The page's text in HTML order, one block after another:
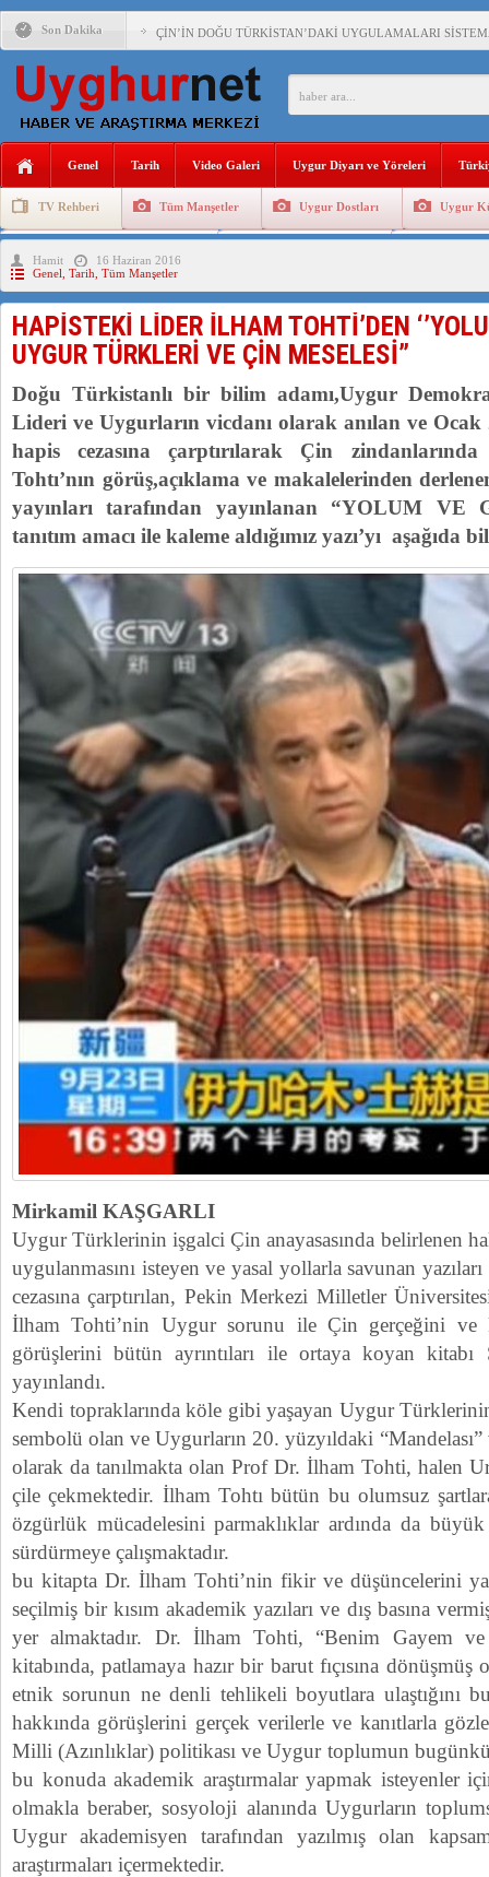
Son Dakika ÇİN’İN DOĞU TÜRKİSTAN’DAKİ UYGULAMALARI
DİYANET AKADEMİSİ BAŞKANI DOÇ.DR.KAAN : DOĞU
ÇİN’İN UYGUR POLİTİKALARINI ÖVEN DİYANET
MHP’DEN URUMÇİ KATLİAMI MESAJİ : 05.07.2009
İŞGALCİ ÇİN’DEN “FETİHLER SULTANI
SAADET PARTİSİ İLÇE BAŞKANI : TEMMUZ AYI,DOĞU
İŞGALCİ ÇİN,DOĞU TÜRKİSTAN’DA EN AZ 143 BİN
Genel Tarih Video Galeri Uygur Diyarı ve Yöreleri
TV Rehberi Tüm Manşetler Uygur Dostları Uygur
Uygurlarda Düğün ve Cenaze
Hamit
16 Haziran 2016
Genel Tarih Tüm Manşetler
HAPİSTEKİ LİDER İLHAM TOHTİ’DEN
UYGUR TÜRKLERİ VE ÇİN MESELESİ”
Doğu Türkistanlı bir bilim adamı,Uygur
Lideri ve Uygurların vicdanı olarak anılan ve
hapis cezasına çarptırılarak Çin
Tohtı’nın görüş,açıklama ve makalelerinden
yayınları tarafından yayınlanan “YOLUM VE
tanıtım amacı ile kaleme aldığımız yazı’yı
Mirkamil KAŞGARLI
Uygur Türklerinin işgalci Çin anayasasında belirlenen
uygulanmasını isteyen ve yasal yollarla savunan
cezasına çarptırılan, Pekin Merkezi Milletler
İlham Tohti’nin Uygur sorunu ile Çin gerçeğini ve
görüşlerini bütün ayrıntıları ile ortaya koyan kitabı
yayınlandı.
Kendi topraklarında köle gibi yaşayan Uygur
sembolü olan ve Uygurların 20. yüzyıldaki
olarak da tanılmakta olan Prof Dr. İlham Tohti, halen
çile çekmektedir. İlham Tohtı bütün bu olumsuz
özgürlük mücadelesini parmaklıklar ardında da
sürdürmeye çalışmaktadır.
bu kitapta Dr. İlham Tohti’nin fikir ve düşüncelerini
seçilmiş bir kısım akademik yazıları ve dış basına
yer almaktadır. Dr. İlham Tohti, “Benim Gayem
kitabında, patlamaya hazır bir barut fıçısına
etnik sorunun ne denli tehlikeli boyutlara ulaştığını
hakkında görüşlerini gerçek verilerle ve kanıtlarla
Milli (Azınlıklar) politikası ve Uygur toplumun
bu konuda akademik araştırmalar yapmak isteyenler
olmakla beraber, sosyoloji alanında Uygurların
Uygur akademisyen tarafından yazılmış olan
araştırmaları içermektedir.